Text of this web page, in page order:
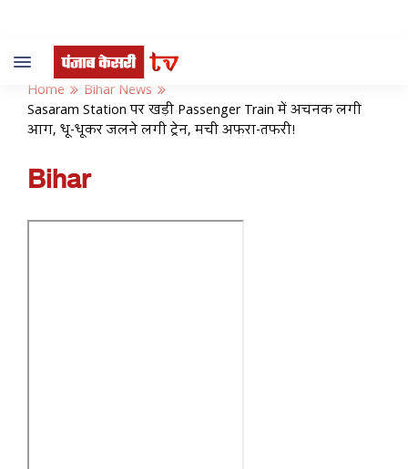
Toggle
navigation
Home
Bihar News
Sasaram Station पर खड़ी Passenger Train में अचनक लगी
आग, धू-धूकर जलने लगी ट्रेन, मची अफरा-तफरी!
Bihar